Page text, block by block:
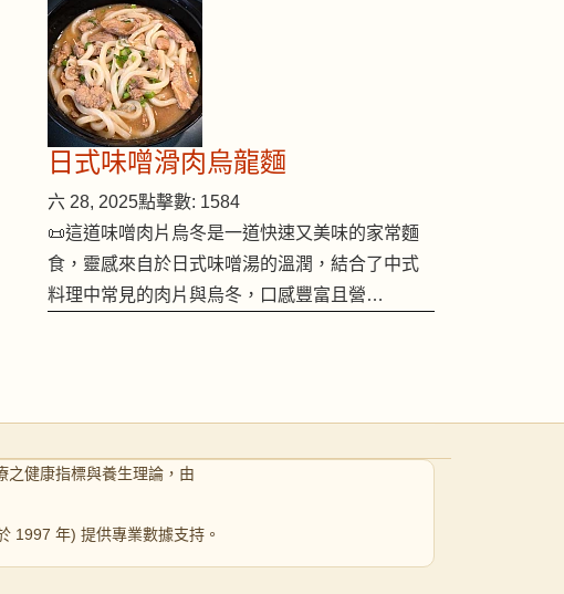
日式味噌滑肉烏龍麵
六 28, 2025點擊數: 1584
📜這道味噌肉片烏冬是一道快速又美味的家常麵
食，靈感來自於日式味噌湯的溫潤，結合了中式
料理中常見的肉片與烏冬，口感豐富且營…
之健康指標與養生理論，由
1997 年) 提供專業數據支持。